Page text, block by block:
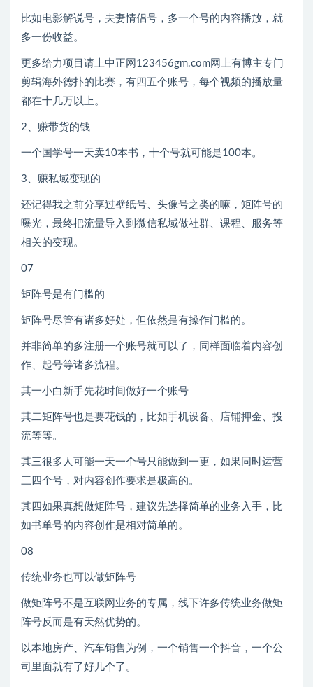
比如电影解说号，夫妻情侣号，多一个号的内容播放，就
多一份收益。
更多给力项目请上中正网123456gm.com网上有博主专门
剪辑海外德扑的比赛，有四五个账号，每个视频的播放量
都在十几万以上。
2、赚带货的钱
一个国学号一天卖10本书，十个号就可能是100本。
3、赚私域变现的
还记得我之前分享过壁纸号、头像号之类的嘛，矩阵号的
曝光，最终把流量导入到微信私域做社群、课程、服务等
相关的变现。
07
矩阵号是有门槛的
矩阵号尽管有诸多好处，但依然是有操作门槛的。
并非简单的多注册一个账号就可以了，同样面临着内容创
作、起号等诸多流程。
其一小白新手先花时间做好一个账号
其二矩阵号也是要花钱的，比如手机设备、店铺押金、投
流等等。
其三很多人可能一天一个号只能做到一更，如果同时运营
三四个号，对内容创作要求是极高的。
其四如果真想做矩阵号，建议先选择简单的业务入手，比
如书单号的内容创作是相对简单的。
08
传统业务也可以做矩阵号
做矩阵号不是互联网业务的专属，线下许多传统业务做矩
阵号反而是有天然优势的。
以本地房产、汽车销售为例，一个销售一个抖音，一个公
司里面就有了好几个了。